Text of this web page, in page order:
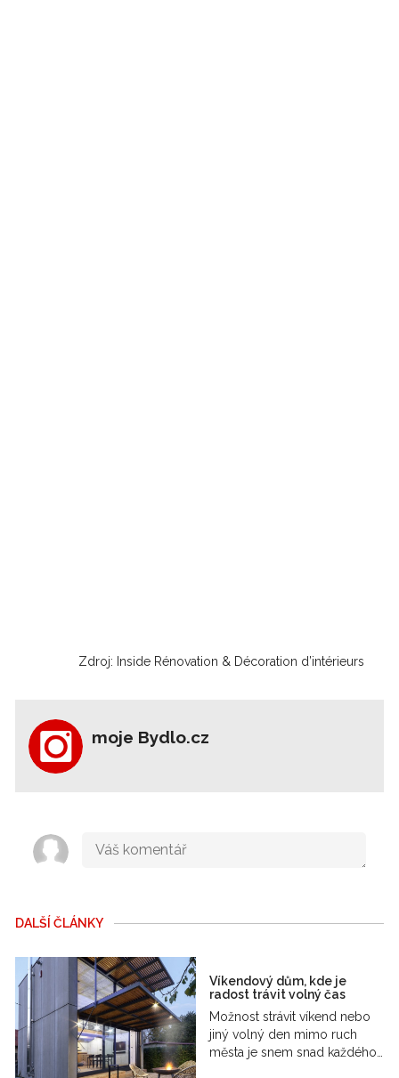
Zdroj: Inside Rénovation & Décoration d’intérieurs
moje Bydlo.cz
DALŠÍ ČLÁNKY
Víkendový dům, kde je
radost trávit volný čas
Možnost strávit víkend nebo
jiný volný den mimo ruch
města je snem snad každého…